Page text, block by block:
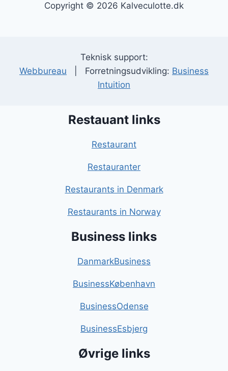
Copyright © 2026 Kalveculotte.dk
Teknisk support:
Webbureau | Forretningsudvikling: Business
Intuition
Restauant links
Restaurant
Restauranter
Restaurants in Denmark
Restaurants in Norway
Business links
DanmarkBusiness
BusinessKøbenhavn
BusinessOdense
BusinessEsbjerg
Øvrige links